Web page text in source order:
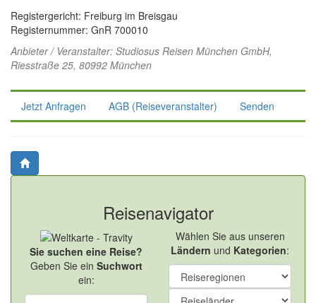
Registergericht: Freiburg im Breisgau
Registernummer: GnR 700010
Anbieter / Veranstalter: Studiosus Reisen München GmbH,
Riesstraße 25, 80992 München
Jetzt Anfragen AGB (Reiseveranstalter) Senden
Reisenavigator
Sie suchen eine Reise?
Geben Sie ein Suchwort
ein:
Wählen Sie aus unseren
Ländern und Kategorien: